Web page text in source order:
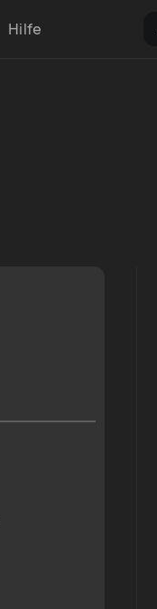
Hilfe